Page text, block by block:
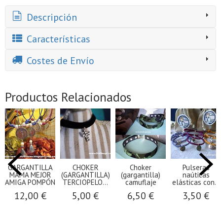
Descripción
Características
Costes de Envío
Productos Relacionados
GARGANTILLA
MAMA MEJOR
AMIGA POMPÓN
12,00 €
CHOKER
(GARGANTILLA)
TERCIOPELO...
5,00 €
Choker
(gargantilla)
camuflaje
6,50 €
Pulseras
naúticas
elásticas con...
3,50 €